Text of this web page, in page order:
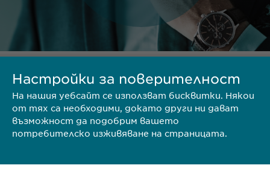
ТЕРИТОРИЯ
Настройки за поверителност
На нашия уебсайт се използват бисквитки. Някои
от тях са необходими, докато други ни дават
възможност да подобрим вашето
потребителско изживяване на страницата.